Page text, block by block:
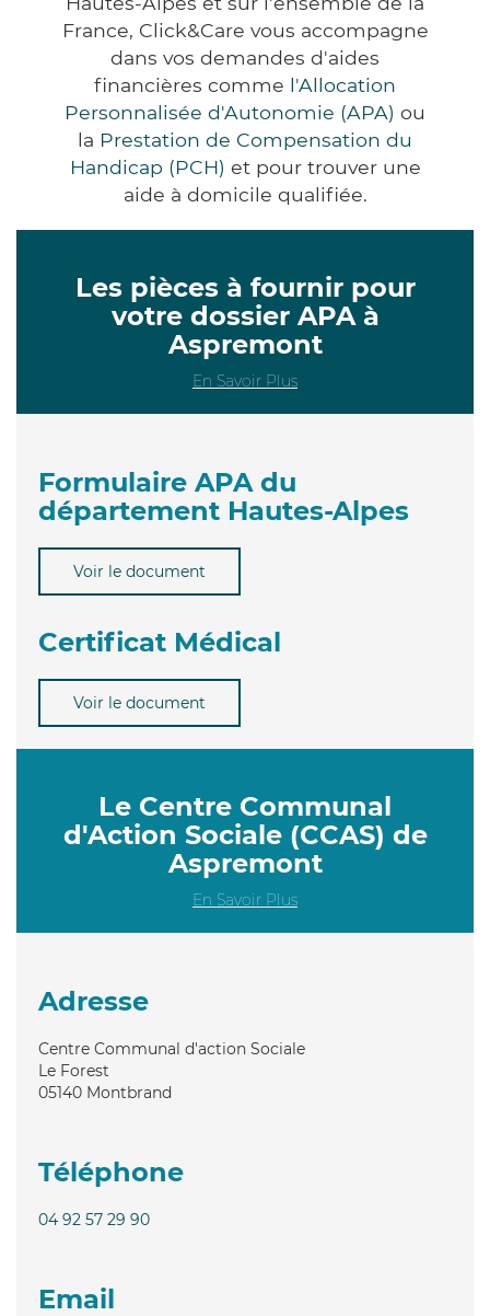
France, Click&Care vous accompagne
dans vos demandes d'aides
financières comme l'Allocation
Personnalisée d'Autonomie (APA) ou
la Prestation de Compensation du
Handicap (PCH) et pour trouver une
aide à domicile qualifiée.
Les pièces à fournir pour
votre dossier APA à
Aspremont
En Savoir Plus
Formulaire APA du
département Hautes-Alpes
Voir le document
Certificat Médical
Voir le document
Le Centre Communal
d'Action Sociale (CCAS) de
Aspremont
En Savoir Plus
Adresse
Centre Communal d'action Sociale
Le Forest
05140 Montbrand
Téléphone
04 92 57 29 90
Email